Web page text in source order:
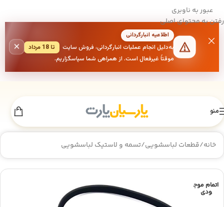
عبور به ناوبری
رفتن به محتوای اصلی
اطلاعیه انبارگردانی
به‌دلیل انجام عملیات انبارگردانی، فروش سایت
تا 18 مرداد
موقتاً غیرفعال است. از همراهی شما سپاسگزاریم.
×
منو
خانه/قطعات لباسشویی/تسمه و لاستیک لباسشویی
اتمام موج
ودی